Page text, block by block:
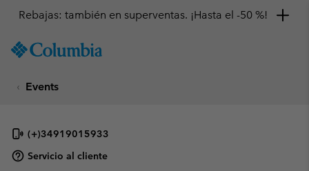
TO
SKIP
NAV
SKIP
Rebajas: también en superventas. ¡Hasta el -50 %!
Events
(+)34919015933
Servicio al cliente